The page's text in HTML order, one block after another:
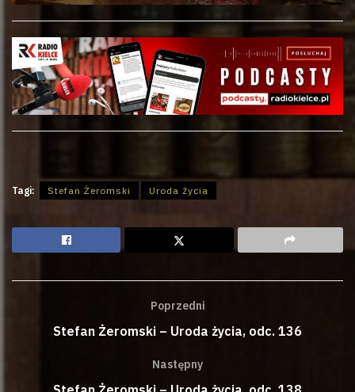
Tagi: Stefan Żeromski Uroda życia
Poprzedni
Stefan Żeromski – Uroda życia, odc. 136
Następny